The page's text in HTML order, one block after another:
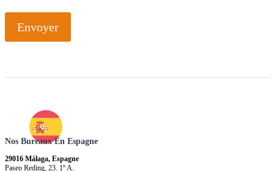
Envoyer
Nos Bureaux En Espagne
29016 Málaga, Espagne
Paseo Reding, 23. 1º A.